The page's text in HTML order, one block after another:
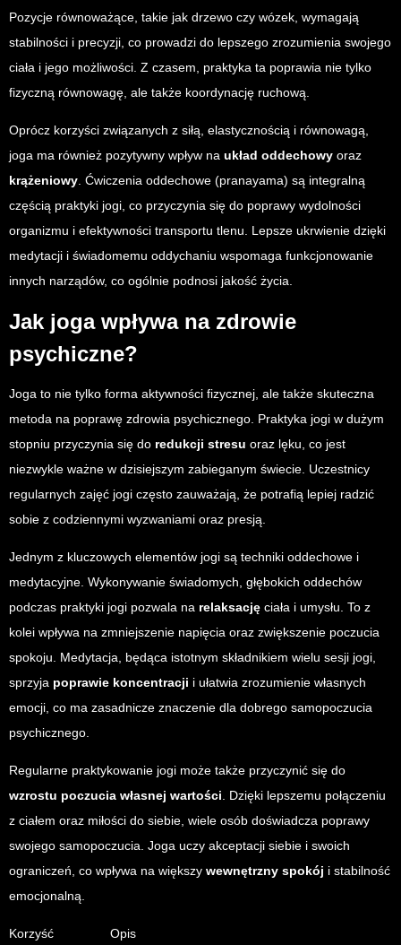
Pozycje równoważące, takie jak drzewo czy wózek, wymagają
stabilności i precyzji, co prowadzi do lepszego zrozumienia swojego
ciała i jego możliwości. Z czasem, praktyka ta poprawia nie tylko
fizyczną równowagę, ale także koordynację ruchową.
Oprócz korzyści związanych z siłą, elastycznością i równowagą,
joga ma również pozytywny wpływ na układ oddechowy oraz
krążeniowy . Ćwiczenia oddechowe (pranayama) są integralną
częścią praktyki jogi, co przyczynia się do poprawy wydolności
organizmu i efektywności transportu tlenu. Lepsze ukrwienie dzięki
medytacji i świadomemu oddychaniu wspomaga funkcjonowanie
innych narządów, co ogólnie podnosi jakość życia.
Jak joga wpływa na zdrowie
psychiczne?
Joga to nie tylko forma aktywności fizycznej, ale także skuteczna
metoda na poprawę zdrowia psychicznego. Praktyka jogi w dużym
stopniu przyczynia się do redukcji stresu oraz lęku, co jest
niezwykle ważne w dzisiejszym zabieganym świecie. Uczestnicy
regularnych zajęć jogi często zauważają, że potrafią lepiej radzić
sobie z codziennymi wyzwaniami oraz presją.
Jednym z kluczowych elementów jogi są techniki oddechowe i
medytacyjne. Wykonywanie świadomych, głębokich oddechów
podczas praktyki jogi pozwala na relaksację ciała i umysłu. To z
kolei wpływa na zmniejszenie napięcia oraz zwiększenie poczucia
spokoju. Medytacja, będąca istotnym składnikiem wielu sesji jogi,
sprzyja poprawie koncentracji i ułatwia zrozumienie własnych
emocji, co ma zasadnicze znaczenie dla dobrego samopoczucia
psychicznego.
Regularne praktykowanie jogi może także przyczynić się do
wzrostu poczucia własnej wartości . Dzięki lepszemu połączeniu
z ciałem oraz miłości do siebie, wiele osób doświadcza poprawy
swojego samopoczucia. Joga uczy akceptacji siebie i swoich
ograniczeń, co wpływa na większy wewnętrzny spokój i stabilność
emocjonalną.
Korzyść
Opis